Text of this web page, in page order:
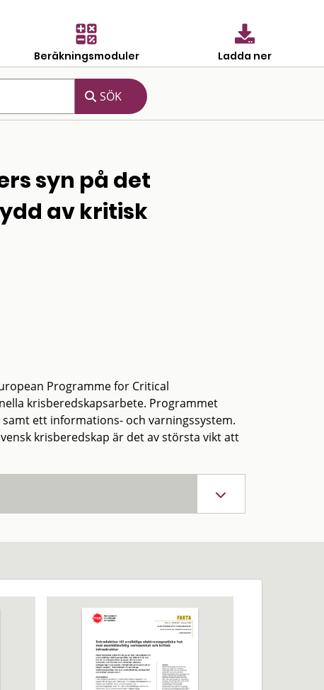
Beräkningsmoduler Ladda ner
syn på det
av kritisk
Programme for Critical
krisberedskapsarbete. Programmet
ett informations- och varningssystem.
krisberedskap är det av största vikt att